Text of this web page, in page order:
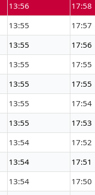
13:56 17:58
13:55 17:57
13:55 17:56
13:55 17:55
13:55 17:55
13:55 17:54
13:55 17:53
13:54 17:52
13:54 17:51
13:54 17:50